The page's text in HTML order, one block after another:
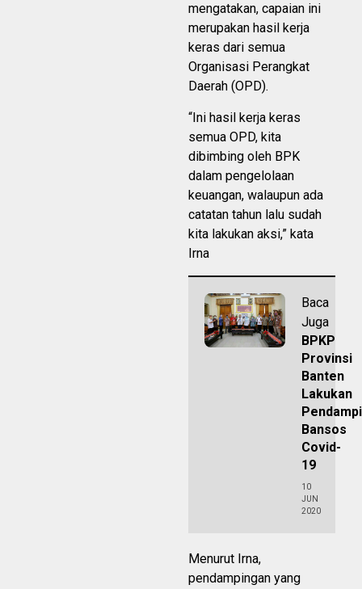
mengatakan, capaian ini
merupakan hasil kerja
keras dari semua
Organisasi Perangkat
Daerah (OPD).
“Ini hasil kerja keras
semua OPD, kita
dibimbing oleh BPK
dalam pengelolaan
keuangan, walaupun ada
catatan tahun lalu sudah
kita lakukan aksi,” kata
Irna
Baca
Juga
BPKP
Provinsi
Banten
Lakukan
Bansos
Covid-
19
10
JUN
2020
Menurut Irna,
pendampingan yang